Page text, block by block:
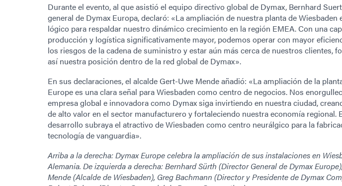
Durante el evento, al que asistió el equipo directivo global de Dymax, Bernhard
general de Dymax Europa, declaró: «La ampliación de nuestra planta de Wiesbaden
lógico para respaldar nuestro dinámico crecimiento en la región EMEA. Con una
producción y logística significativamente mayor, podemos operar con mayor
los riesgos de la cadena de suministro y estar aún más cerca de nuestros clientes,
así nuestra posición dentro de la red global de Dymax».
En sus declaraciones, el alcalde Gert-Uwe Mende añadió: «La ampliación de la
Europe es una clara señal para Wiesbaden como centro de negocios. Nos
empresa global e innovadora como Dymax siga invirtiendo en nuestra ciudad,
de alto valor en el sector manufacturero y fortaleciendo nuestra economía regional.
desarrollo subraya el atractivo de Wiesbaden como centro neurálgico para la
tecnología de vanguardia».
Arriba a la derecha: Dymax Europe celebra la ampliación de sus instalaciones en
Alemania. De izquierda a derecha: Bernhard Sürth (Director General de Dymax
Mende (Alcalde de Wiesbaden), Greg Bachmann (Director y Presidente de Dymax